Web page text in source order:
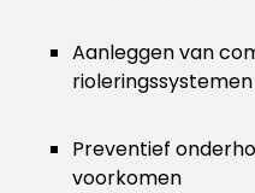
Aanleggen van
rioleringssystemen
Preventief
voorkomen